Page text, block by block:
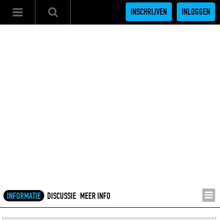
INSCHRIJVEN INLOGGEN
INFORMATIE DISCUSSIE MEER INFO